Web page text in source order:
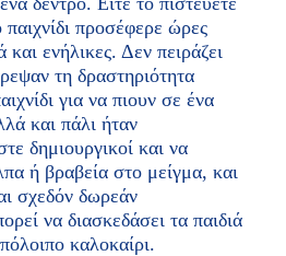
προσέφερε ώρες
και ενήλικες. Δεν πειράζει
τη δραστηριότητα
για να πιουν σε ένα
και πάλι ήταν
δημιουργικοί και να
ή βραβεία στο μείγμα, και
σχεδόν δωρεάν
να διασκεδάσει τα παιδιά
καλοκαίρι.